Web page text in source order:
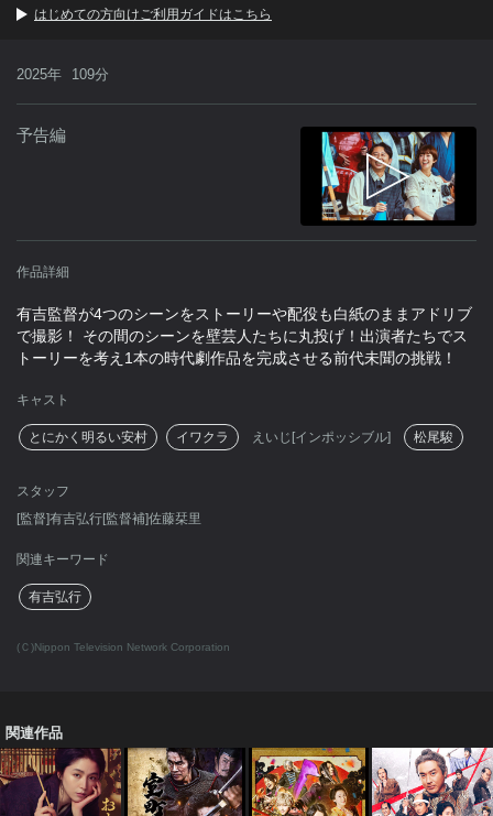
はじめての方向けご利用ガイドはこちら
2025年 109分
予告編
作品詳細
有吉監督が4つのシーンをストーリーや配役も白紙のままアドリブ
で撮影！ その間のシーンを壁芸人たちに丸投げ！出演者たちでス
トーリーを考え1本の時代劇作品を完成させる前代未聞の挑戦！
キャスト
とにかく明るい安村 イワクラ えいじ[インポッシブル] 松尾駿
スタッフ
[監督]有吉弘行[監督補]佐藤栞里
関連キーワード
有吉弘行
(Ｃ)Nippon Television Network Corporation
関連作品